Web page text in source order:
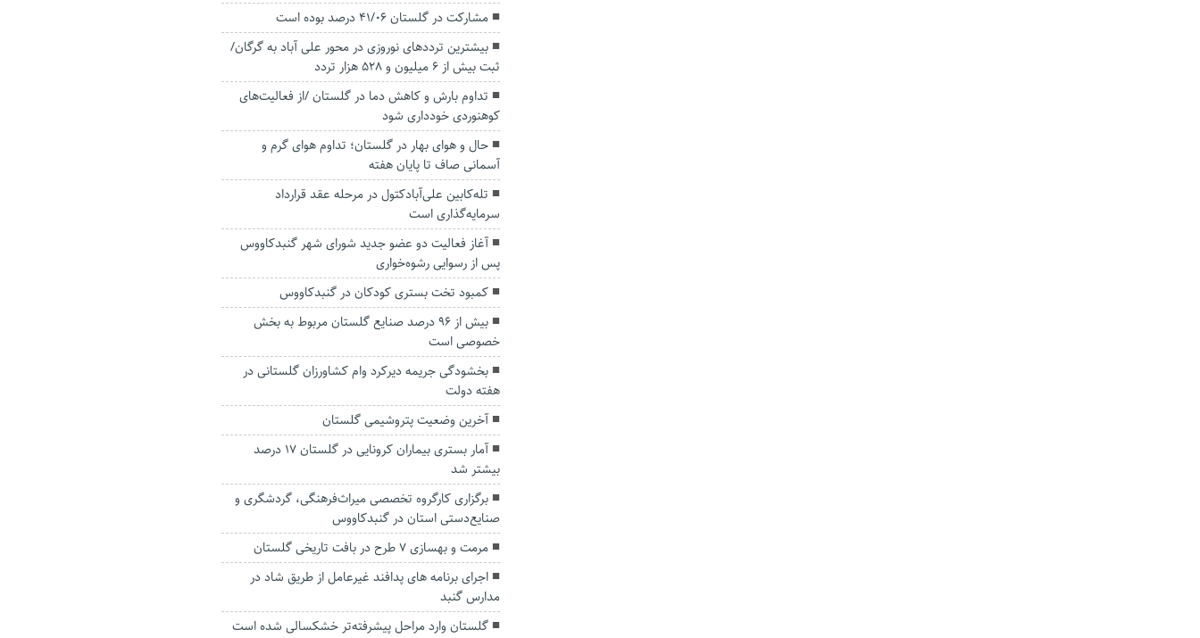
مشارکت در گلستان ۴۱/۰۶ درصد بوده است
بیشترین ترددهای نوروزی در محور علی آباد به گرگان/
ثبت بیش از ۶ میلیون و ۵۲۸ هزار تردد
تداوم بارش‌ و کاهش دما در گلستان /از فعالیت‌های
کوهنوردی خودداری شود
حال و هوای بهار در گلستان؛ تداوم هوای گرم و
آسمانی صاف تا پایان هفته
تله‌کابین علی‌آبادکتول در مرحله عقد قرارداد
سرمایه‌گذاری است
آغاز فعالیت دو عضو جدید شورای شهر گنبدکاووس
پس از رسوایی رشوه‌خواری
کمبود تخت بستری کودکان در گنبدکاووس
بیش از ۹۶ درصد صنایع گلستان مربوط به بخش
خصوصی است
بخشودگی جریمه دیرکرد وام کشاورزان گلستانی در
هفته دولت
آخرین وضعیت پتروشیمی گلستان
آمار بستری‌ بیماران کرونایی در گلستان ۱۷ درصد
بیشتر شد
برگزاری کارگروه تخصصی میراث‌فرهنگی، گردشگری و
صنایع‌دستی استان در گنبدکاووس
مرمت و بهسازی ۷ طرح در بافت تاریخی گلستان
اجرای برنامه های پدافند غیرعامل از طریق شاد در
مدارس گنبد
گلستان وارد مراحل پیشرفته‌تر خشکسالی شده است